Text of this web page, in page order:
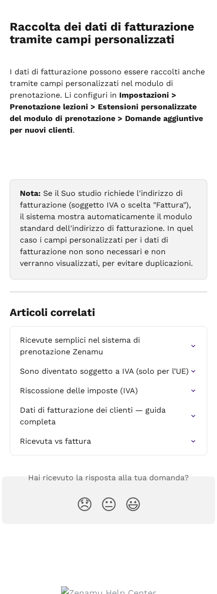
Raccolta dei dati di fatturazione
tramite campi personalizzati
I dati di fatturazione possono essere raccolti anche
tramite campi personalizzati nel modulo di
prenotazione. Li configuri in Impostazioni >
Prenotazione lezioni > Estensioni personalizzate
del modulo di prenotazione > Domande aggiuntive
per nuovi clienti.
Nota: Se il Suo studio richiede l'indirizzo di
fatturazione (soggetto IVA o scelta "Fattura"),
il sistema mostra automaticamente il modulo
standard dell'indirizzo di fatturazione. In quel
caso i campi personalizzati per i dati di
fatturazione non sono necessari e non
verranno visualizzati, per evitare duplicazioni.
Articoli correlati
Ricevute semplici nel sistema di
prenotazione Zenamu
Sono diventato soggetto a IVA (solo per l’UE)
Riscossione delle imposte (IVA)
Dati di fatturazione dei clienti — guida
completa
Ricevuta vs fattura
Hai ricevuto la risposta alla tua domanda?
😞 😐 😃